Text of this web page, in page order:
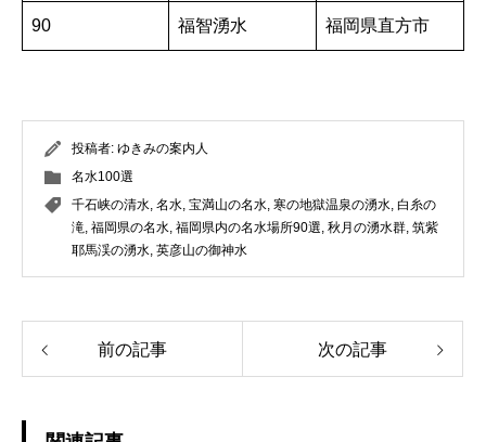
90 福智湧水 福岡県直方市
投稿者: ゆきみの案内人
名水100選
千石峡の清水, 名水, 宝満山の名水, 寒の地獄温泉の湧水, 白糸の
滝, 福岡県の名水, 福岡県内の名水場所90選, 秋月の湧水群, 筑紫
耶馬渓の湧水, 英彦山の御神水
前の記事 次の記事